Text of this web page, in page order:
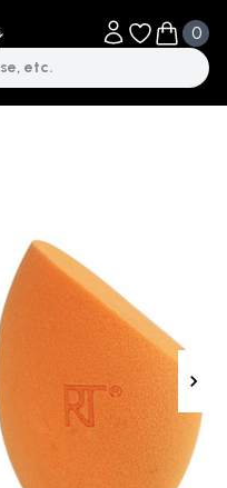
Obiecte în
0
Obiecte